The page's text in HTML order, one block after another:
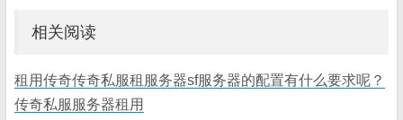
相关阅读
租用传奇传奇私服租服务器sf服务器的配置有什么要求呢？
传奇私服服务器租用